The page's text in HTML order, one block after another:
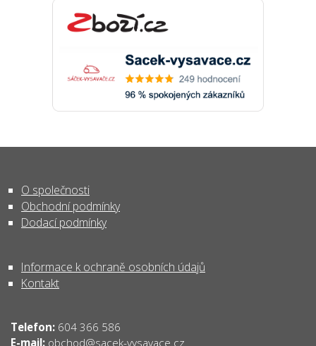
O společnosti
Obchodní podmínky
Dodací podmínky
Informace k ochraně osobních údajů
Kontakt
Telefon: 604 366 586
E-mail: obchod@sacek-vysavace.cz